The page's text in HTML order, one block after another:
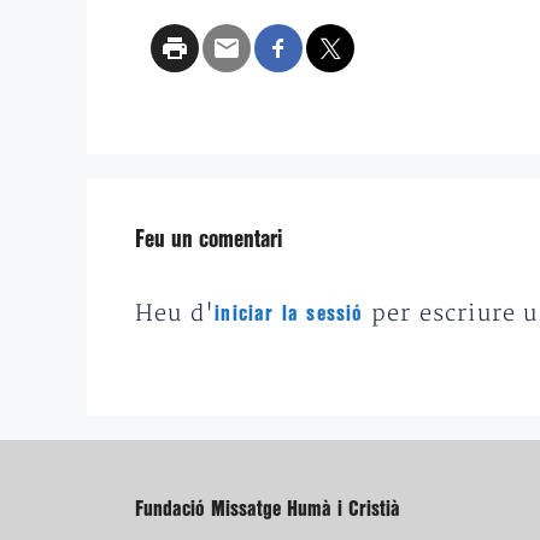
Feu un comentari
Heu d'iniciar la sessió per escriure
Fundació Missatge Humà i Cristià